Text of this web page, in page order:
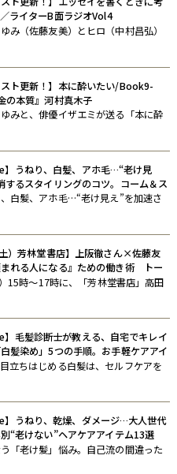
ライターB面ラジオVol4
み（佐藤友美）とヒロ（中村昌弘）
分でおしゃべりする、ここだけの話。
ゆる語り合います。 […]
スト更新！】本に酔いたい/Book9-
の本質』河村真木子
みと、俳優イザエミが送る「本に酔
いがお互いに「この本を読んでほし
人生とお金の本質』 […]
】うねり、白髪、アホ毛…“老け見
するスタイリングのコツ。コーム＆ス
ギ
白髪、アホ毛…“老け見え”を加速さ
を、毎日のスタイリングで解決でき
てみてください。
土）芳林堂書店】上阪徹さん×佐藤友
れる人になる』ための働き術 トー
ン本お渡し会」
15時〜17時に、「芳林堂書店」高田
師匠・上阪さんとトークショーさせ
したい（私が！！） […]
】毛髪診断士が教える、自宅でキレイ
髪染め」5つの手順。お手軽ケアアイ
立ちはじめる白髪は、セルフケアを
るのがおすすめ。今回は厳選した白
】うねり、乾燥、ダメージ…大人世代
“老けない”ヘアケアアイテム13選
「老け髪」悩み。自己流の間違った
しまうと、頭皮や髪の負担になるこ